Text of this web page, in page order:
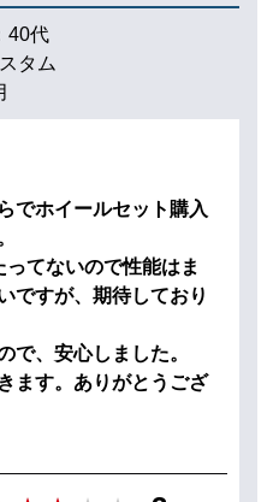
40代
タム
でホイールセット購入
てないので性能はま
ですが、期待しており
で、安心しました。
ます。ありがとうござ